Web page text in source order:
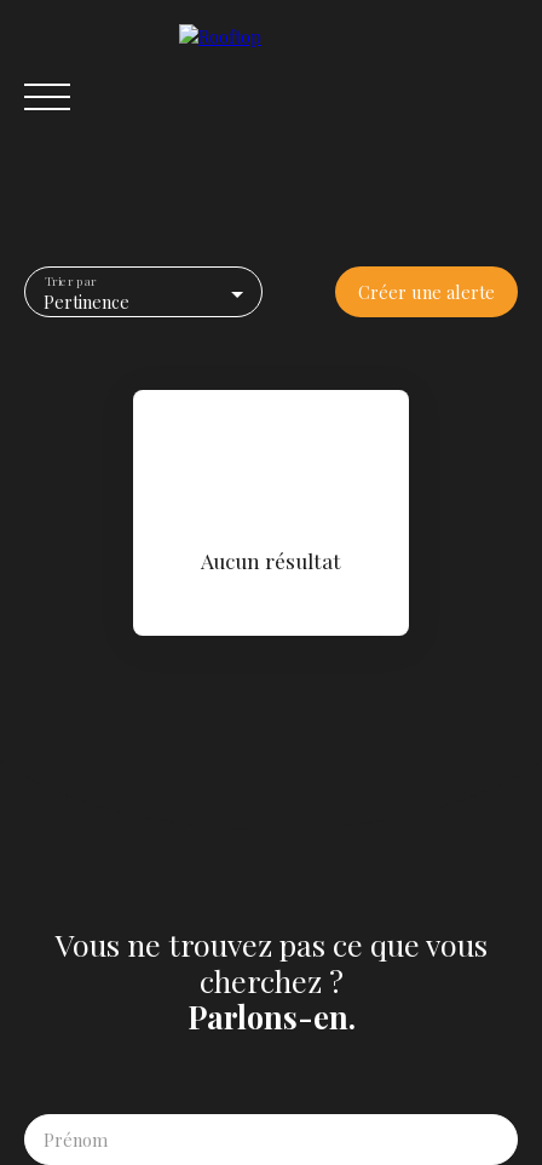
Pertinence
Trier par Créer une alerte
Aucun résultat
Vous ne trouvez pas ce que vous
cherchez ?
Parlons-en.
Prénom